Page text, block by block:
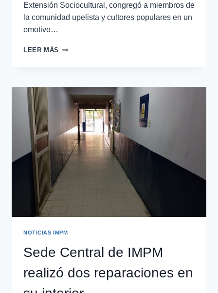
Extensión Sociocultural, congregó a miembros de
la comunidad upelista y cultores populares en un
emotivo…
LEER MÁS
NOTICIAS IMPM
Sede Central de IMPM
realizó dos reparaciones en